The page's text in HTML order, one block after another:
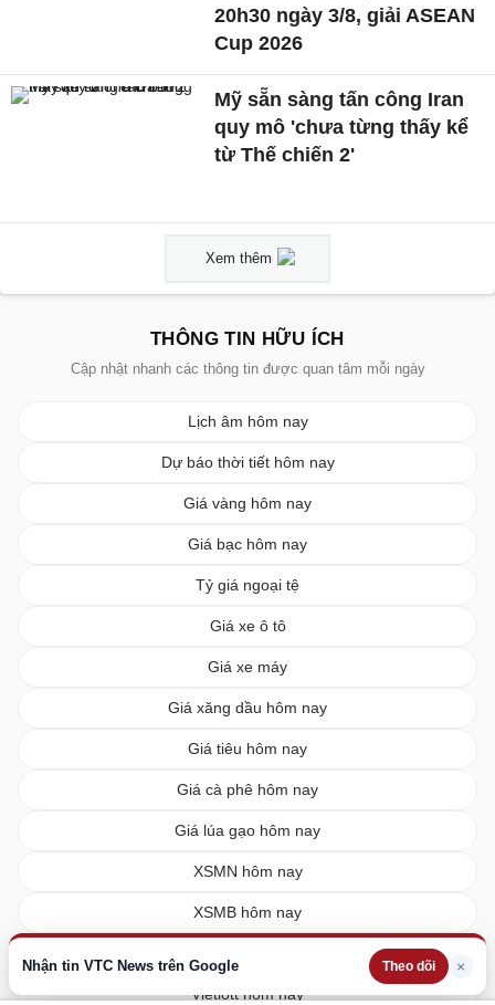
Nhận tin VTC News trên Google Theo dõi ×
20h30 ngày 3/8, giải ASEAN
Cup 2026
Mỹ sẵn sàng tấn công Iran
quy mô 'chưa từng thấy kể
từ Thế chiến 2'
Xem thêm
THÔNG TIN HỮU ÍCH
Cập nhật nhanh các thông tin được quan tâm mỗi ngày
Lịch âm hôm nay
Dự báo thời tiết hôm nay
Giá vàng hôm nay
Giá bạc hôm nay
Tỷ giá ngoại tệ
Giá xe ô tô
Giá xe máy
Giá xăng dầu hôm nay
Giá tiêu hôm nay
Giá cà phê hôm nay
Giá lúa gạo hôm nay
XSMN hôm nay
XSMB hôm nay
Vietlott hôm nay